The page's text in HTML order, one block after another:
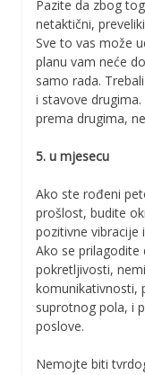
Pazite da zbog
netaktični,
Sve to vas može
planu vam neće
samo rada.
i stavove
prema drugima,
5. u mjesecu
Ako ste rođeni
prošlost, budite
pozitivne vibracije
Ako se prilagodite
pokretljivosti,
komunikativnosti,
suprotnog pola, i
poslove.
Nemojte biti